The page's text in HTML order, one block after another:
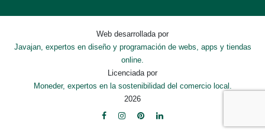
Web desarrollada por
Javajan, expertos en diseño y programación de webs, apps y tiendas
online.
Licenciada por
Moneder, expertos en la sostenibilidad del comercio local.
2026